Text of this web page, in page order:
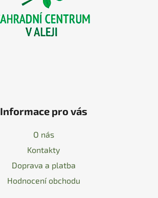
Informace pro vás
O nás
Kontakty
Doprava a platba
Hodnocení obchodu